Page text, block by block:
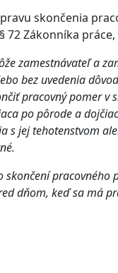
skončenia
72 Zákonníka
zamestnávateľ a
bez uvedenia
pracovný pomer v
po pôrode a
s jej tehotenstvom
skončení
dňom, keď sa má